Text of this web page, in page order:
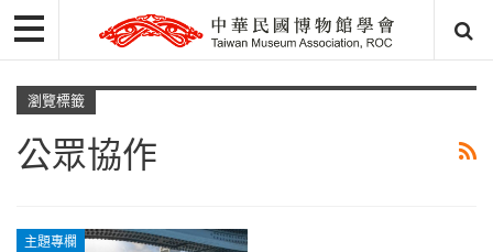
瀏覽標籤
公眾協作
主題專欄